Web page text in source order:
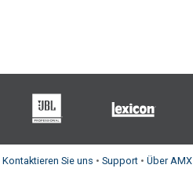
Kontaktieren Sie uns • Support • Über AMX